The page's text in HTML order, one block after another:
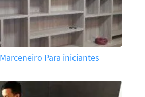
Para iniciantes